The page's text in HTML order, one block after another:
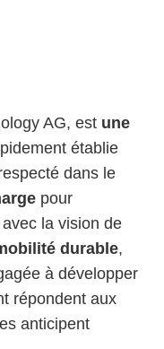
AG, est une
établie
dans le
pour
la vision de
durable,
à développer
répondent aux
anticipent